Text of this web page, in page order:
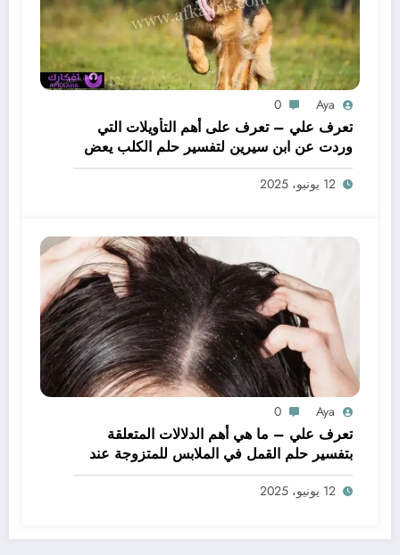
Aya
0
تعرف علي – تعرف على أهم التأويلات التي
وردت عن ابن سيرين لتفسير حلم الكلب يعض
يدي – بالتفصيل
12 يونيو، 2025
Aya
0
تعرف علي – ما هي أهم الدلالات المتعلقة
بتفسير حلم القمل في الملابس للمتزوجة عند
ابن سيرين؟ – بالتفصيل
12 يونيو، 2025